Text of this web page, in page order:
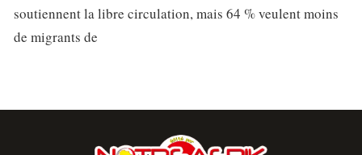
soutiennent la libre circulation, mais 64 % veulent moins
de migrants de